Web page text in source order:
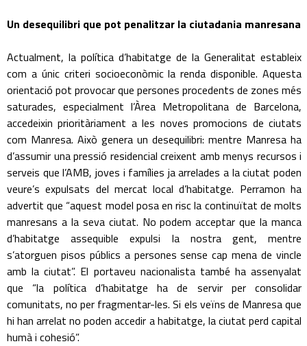
Un desequilibri que pot penalitzar la ciutadania manresana
Actualment, la política d’habitatge de la Generalitat estableix
com a únic criteri socioeconòmic la renda disponible. Aquesta
orientació pot provocar que persones procedents de zones més
saturades, especialment l’Àrea Metropolitana de Barcelona,
accedeixin prioritàriament a les noves promocions de ciutats
com Manresa. Això genera un desequilibri: mentre Manresa ha
d’assumir una pressió residencial creixent amb menys recursos i
serveis que l’AMB, joves i famílies ja arrelades a la ciutat poden
veure’s expulsats del mercat local d’habitatge. Perramon ha
advertit que “aquest model posa en risc la continuïtat de molts
manresans a la seva ciutat. No podem acceptar que la manca
d’habitatge assequible expulsi la nostra gent, mentre
s’atorguen pisos públics a persones sense cap mena de vincle
amb la ciutat”. El portaveu nacionalista també ha assenyalat
que “la política d’habitatge ha de servir per consolidar
comunitats, no per fragmentar-les. Si els veïns de Manresa que
hi han arrelat no poden accedir a habitatge, la ciutat perd capital
humà i cohesió”.